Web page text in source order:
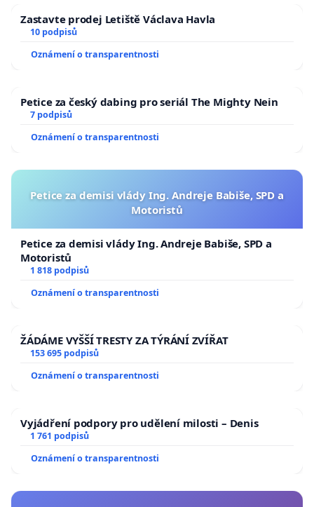
Zastavte prodej Letiště Václava Havla
10 podpisů
Oznámení o transparentnosti
Petice za český dabing pro seriál The Mighty Nein
7 podpisů
Oznámení o transparentnosti
Petice za demisi vlády Ing. Andreje Babiše, SPD a
Motoristů
Petice za demisi vlády Ing. Andreje Babiše, SPD a
Motoristů
1 818 podpisů
Oznámení o transparentnosti
ŽÁDÁME VYŠŠÍ TRESTY ZA TÝRÁNÍ ZVÍŘAT
153 695 podpisů
Oznámení o transparentnosti
Vyjádření podpory pro udělení milosti – Denis
1 761 podpisů
Oznámení o transparentnosti